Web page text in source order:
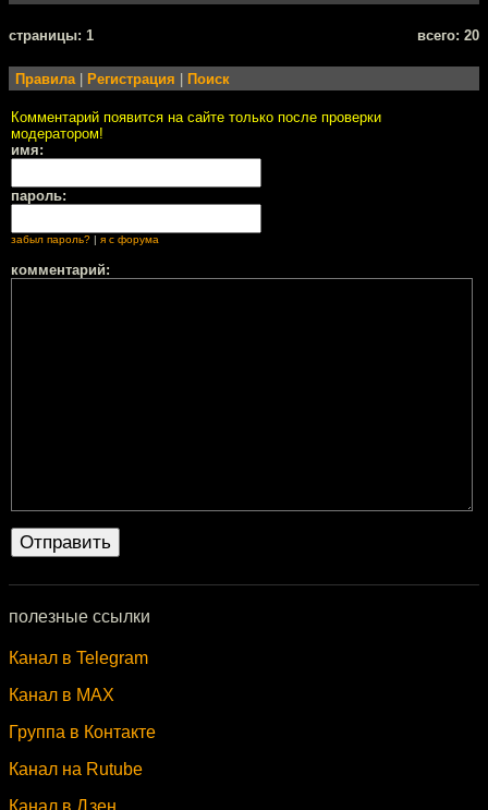
cтраницы: 1 всего: 20
Правила| Регистрация Поиск
Комментарий появится на сайте только после проверки
модератором!
имя:
пароль:
забыл пароль? | я с форума
комментарий:
полезные ссылки
Канал в Telegram
Канал в MAX
Группа в Контакте
Канал на Rutube
Канал в Дзен